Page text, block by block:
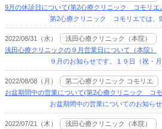
9月の休診日について(第2心療クリニック コモリエ
第2心療クリニック コモリエでは、9
2022/08/31（水）
浅田心療クリニック（本院）
浅田心療クリニックの９月営業日について（本院）
９月のお知らせです。１９日（祝
2022/08/08（月）
第二心療クリニック コモリエ
お盆期間中の営業について(第2心療クリニック コ
お盆期間中の営業についてのお知ら
2022/07/21（木）
浅田心療クリニック（本院）